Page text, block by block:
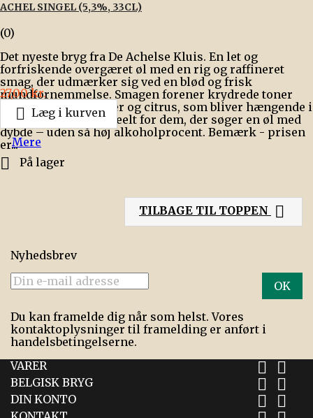
ACHEL SINGEL (5,3%, 33CL)
(0)
Det nyeste bryg fra De Achelse Kluis. En let og
forfriskende overgæret øl med en rig og raffineret
smag, der udmærker sig ved en blød og frisk
mundfornemmelse. Smagen forener krydrede toner
med strejf af blomster og citrus, som bliver hængende i
hver eneste slurk. Ideelt for dem, der søger en øl med
dybde – uden så høj alkoholprocent. Bemærk - prisen
er...
Pris
27,00 kr.
 Læg i kurven
Mere
 På lager
TILBAGE TIL TOPPEN 
Nyhedsbrev
Du kan framelde dig når som helst. Vores
kontaktoplysninger til framelding er anført i
handelsbetingelserne.
VARER
 
BELGISK BRYG  
DIN KONTO  